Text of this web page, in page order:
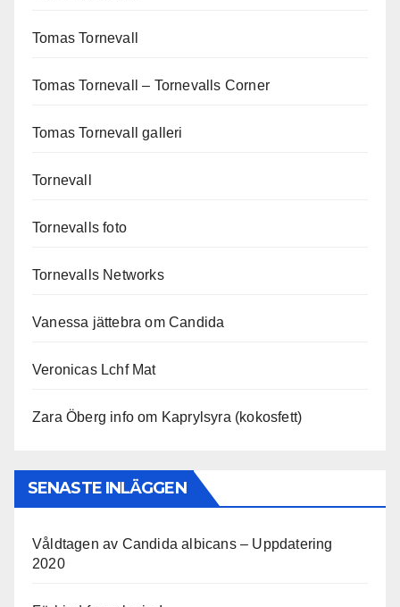
Tomas Tornevall
Tomas Tornevall – Tornevalls Corner
Tomas Tornevall galleri
Tornevall
Tornevalls foto
Tornevalls Networks
Vanessa jättebra om Candida
Veronicas Lchf Mat
Zara Öberg info om Kaprylsyra (kokosfett)
SENASTE INLÄGGEN
Våldtagen av Candida albicans – Uppdatering
2020